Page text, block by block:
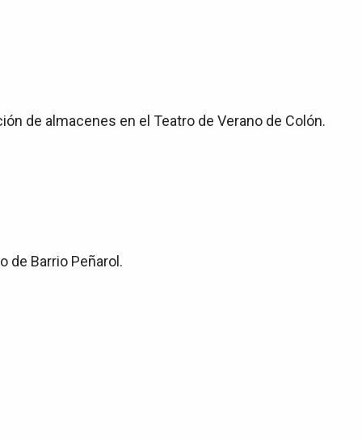
de almacenes en el Teatro de Verano de Colón.
de Barrio Peñarol.